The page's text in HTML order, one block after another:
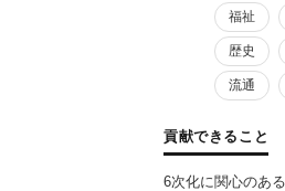
福祉
歴史
流通
貢献できること
6次化に関心のあ